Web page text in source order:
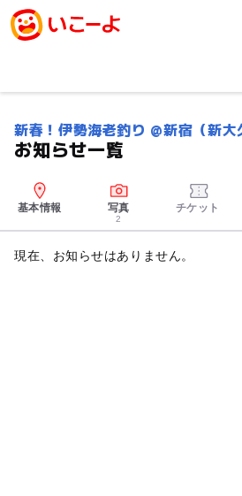
新春！伊勢海老釣り @新宿（新大
お知らせ一覧
基本情報 写真
2
チケット
現在、お知らせはありません。